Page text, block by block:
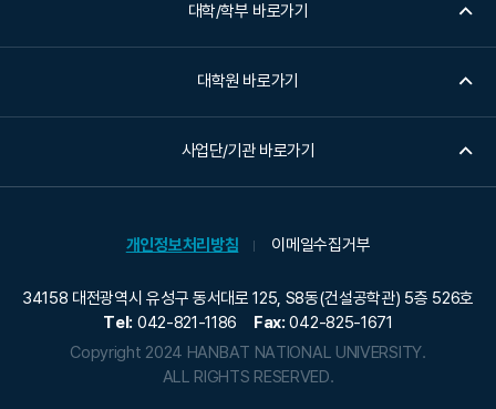
대학/학부 바로가기
대학원 바로가기
사업단/기관 바로가기
개인정보처리방침 이메일수집거부
34158 대전광역시 유성구 동서대로 125, S8동(건설공학관) 5층 526호
Tel: 042-821-1186 Fax: 042-825-1671
Copyright 2024 HANBAT NATIONAL UNIVERSITY.
ALL RIGHTS RESERVED.